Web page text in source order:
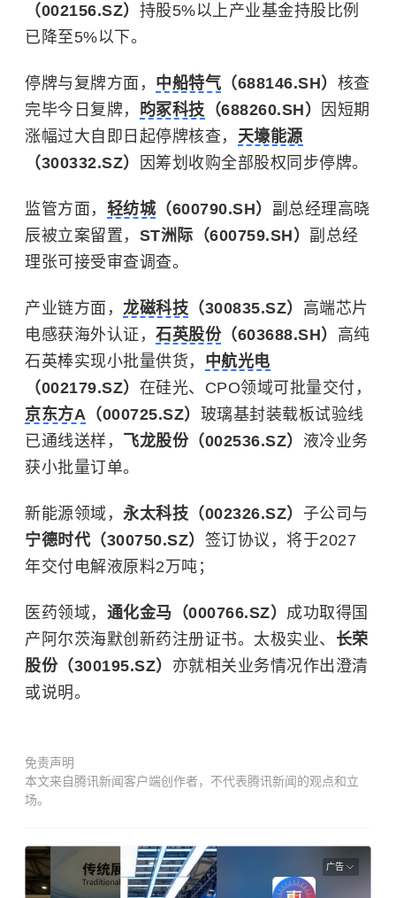
（002156.SZ） 持股5%以上产业基金持股比例
已降至5%以下。
停牌与复牌方面， 中船特气 （688146.SH） 核查
完毕今日复牌，
昀冢科技 （688260.SH）
因短期
涨幅过大自即日起停牌核查， 天壕能源
（300332.SZ）
因筹划收购全部股权同步停牌。
监管方面， 轻纺城（600790.SH） 副总经理高晓
辰被立案留置， ST洲际（600759.SH） 副总经
理张可接受审查调查。
产业链方面， 龙磁科技 （300835.SZ） 高端芯片
电感获海外认证， 石英股份（603688.SH） 高纯
石英棒实现小批量供货， 中航光电
（002179.SZ） 在硅光、CPO领域可批量交付，
京东方A （000725.SZ） 玻璃基封装载板试验线
已通线送样， 飞龙股份（002536.SZ） 液冷业务
获小批量订单。
新能源领域， 永太科技（002326.SZ） 子公司与
宁德时代（300750.SZ） 签订协议，将于2027
年交付电解液原料2万吨；
医药领域， 通化金马（000766.SZ） 成功取得国
产阿尔茨海默创新药注册证书。太极实业、 长荣
股份（300195.SZ） 亦就相关业务情况作出澄清
或说明。
免责声明
本文来自腾讯新闻客户端创作者，不代表腾讯新闻的观点和立
场。
广告